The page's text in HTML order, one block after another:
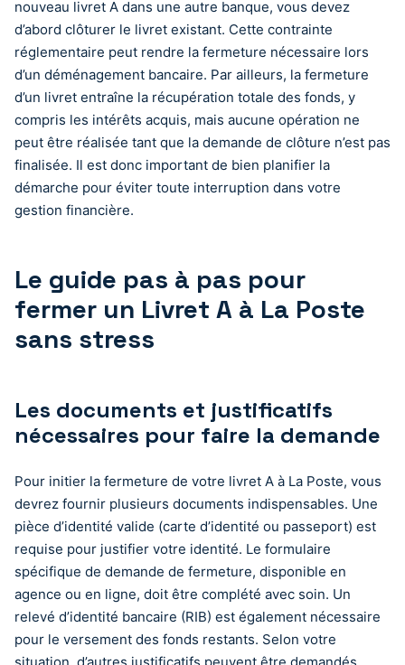
nouveau livret A dans une autre banque, vous devez
d’abord clôturer le livret existant. Cette contrainte
réglementaire peut rendre la fermeture nécessaire lors
d’un déménagement bancaire. Par ailleurs, la fermeture
d’un livret entraîne la récupération totale des fonds, y
compris les intérêts acquis, mais aucune opération ne
peut être réalisée tant que la demande de clôture n’est pas
finalisée. Il est donc important de bien planifier la
démarche pour éviter toute interruption dans votre
gestion financière.
Le guide pas à pas pour
fermer un Livret A à La Poste
sans stress
Les documents et justificatifs
nécessaires pour faire la demande
Pour initier la fermeture de votre livret A à La Poste, vous
devrez fournir plusieurs documents indispensables. Une
pièce d’identité valide (carte d’identité ou passeport) est
requise pour justifier votre identité. Le formulaire
spécifique de demande de fermeture, disponible en
agence ou en ligne, doit être complété avec soin. Un
relevé d’identité bancaire (RIB) est également nécessaire
pour le versement des fonds restants. Selon votre